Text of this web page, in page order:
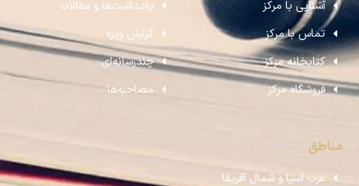
آشنایی با مرکز
تماس با مرکز
کتابخانه مرکز
فروشگاه مرکز
یادداشت‌ها و مقالات
گزارش ویژه
چندرسانه‌ای
مصاحبه‌ها
مناطق
غرب آسیا و شمال آفریقا